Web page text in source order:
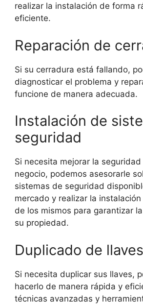
realizar la instalación de forma
eficiente.
Reparación de
Si su cerradura está fallando,
diagnosticar el problema y
funcione de manera adecuada.
Instalación de
seguridad
Si necesita mejorar la
negocio, podemos asesorarle
sistemas de seguridad
mercado y realizar la
de los mismos para garantizar
su propiedad.
Duplicado de llaves
Si necesita duplicar sus llaves,
hacerlo de manera rápida y
técnicas avanzadas y